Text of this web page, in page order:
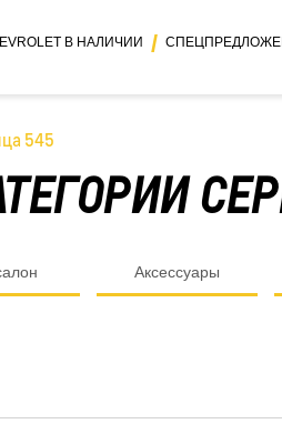
В НАЛИЧИИ
545
Аксессуары